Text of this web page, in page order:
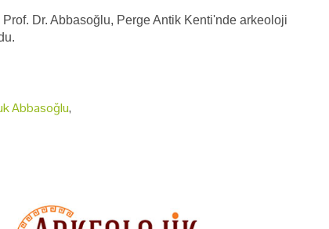
Dr. Abbasoğlu, Perge Antik Kenti'nde arkeoloji
Abbasoğlu,